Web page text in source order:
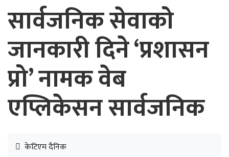
सार्वजनिक सेवाको
जानकारी दिने ‘प्रशासन
प्रो’ नामक वेब
एप्लिकेसन सार्वजनिक
केटिएम दैनिक